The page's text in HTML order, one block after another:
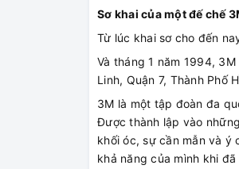
Sơ khai của một đế chế
Từ lúc khai sơ cho đến
Và tháng 1 năm 1994,
Linh, Quận 7, Thành Phố
3M là một tập đoàn đa
Được thành lập vào
khối óc, sự cần mẫn và ý
khả năng của mình khi